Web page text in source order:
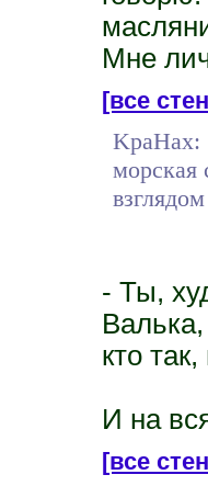
Мне
[все
KpaHax:
морская
- Ты,
кто
И на
[все